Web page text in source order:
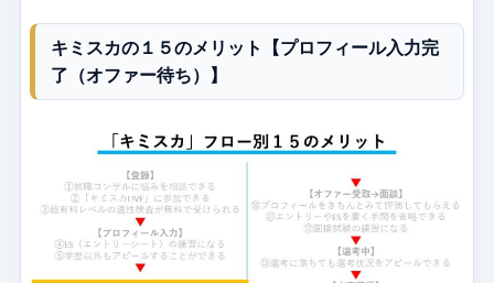
キミスカの１５のメリット【プロフィール入力完
了（オファー待ち）】